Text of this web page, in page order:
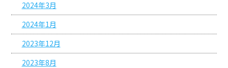
2024年3月
2024年1月
2023年12月
2023年8月